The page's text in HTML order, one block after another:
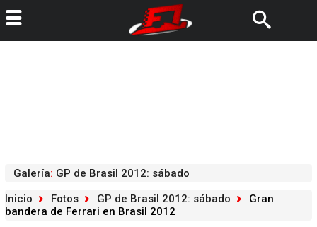
Galería: GP de Brasil 2012: sábado
Inicio
Fotos GP de Brasil 2012: sábado
Gran
bandera de Ferrari en Brasil 2012